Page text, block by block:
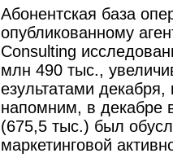
Абонентская база
опубликованному
Consulting
млн 490 тыс.,
езультатами
напомним, в декабре
(675,5 тыс.) был
маркетинговой